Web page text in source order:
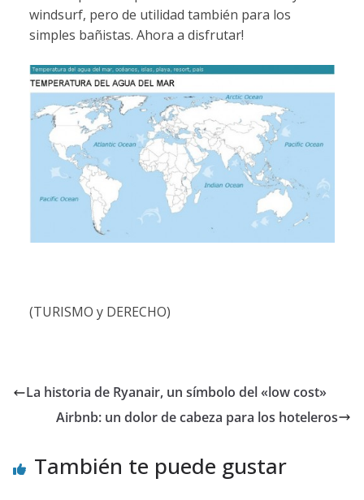
windsurf, pero de utilidad también para los
simples bañistas. Ahora a disfrutar!
(TURISMO y DERECHO)
La historia de Ryanair, un símbolo del «low cost»
Airbnb: un dolor de cabeza para los hoteleros
También te puede gustar